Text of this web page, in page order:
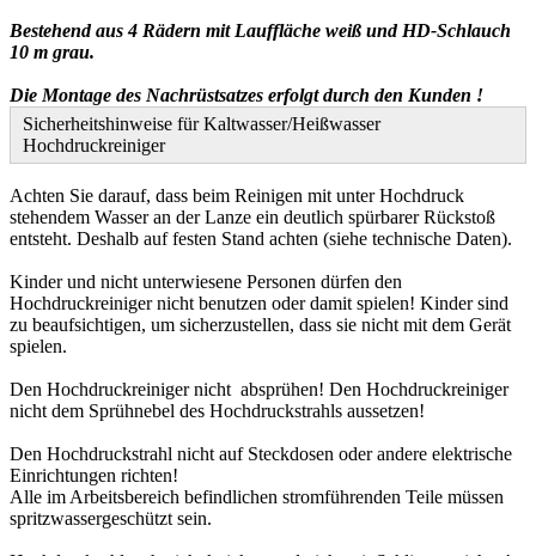
Bestehend aus 4 Rädern mit Lauffläche weiß und HD-Schlauch
10 m grau.
Die Montage des Nachrüstsatzes erfolgt durch den Kunden !
Sicherheitshinweise für Kaltwasser/Heißwasser
Hochdruckreiniger
Achten Sie darauf, dass beim Reinigen mit unter Hochdruck
stehendem Wasser an der Lanze ein deutlich spürbarer Rückstoß
entsteht. Deshalb auf festen Stand achten (siehe technische Daten).
Kinder und nicht unterwiesene Personen dürfen den
Hochdruckreiniger nicht benutzen oder damit spielen! Kinder sind
zu beaufsichtigen, um sicherzustellen, dass sie nicht mit dem Gerät
spielen.
Den Hochdruckreiniger nicht absprühen! Den Hochdruckreiniger
nicht dem Sprühnebel des Hochdruckstrahls aussetzen!
Den Hochdruckstrahl nicht auf Steckdosen oder andere elektrische
Einrichtungen richten!
Alle im Arbeitsbereich befindlichen stromführenden Teile müssen
spritzwassergeschützt sein.